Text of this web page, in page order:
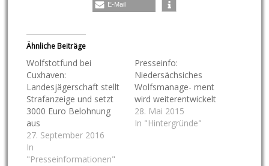
E-Mail
Ähnliche Beiträge
Wolfstotfund bei
Cuxhaven:
Landesjägerschaft stellt
Strafanzeige und setzt
3000 Euro Belohnung
aus
27. September 2016
In
"Presseinformationen"
Presseinfo:
Niedersächsiches
Wolfsmanage- ment
wird weiterentwickelt
28. Mai 2015
In "Hintergründe"